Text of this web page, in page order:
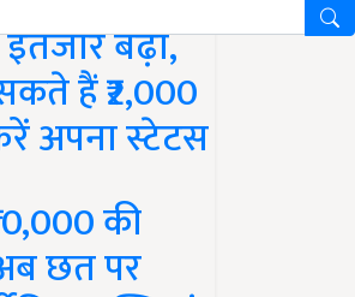
बढ़ा,
हैं ₹2,000
अपना स्टेटस
की
छत पर